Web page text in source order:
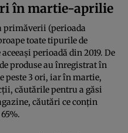
în martie-aprilie
primăverii (perioada
toate tipurile de
perioadă din 2019. De
produse au înregistrat în
peste 3 ori, iar în martie,
căutările pentru a găsi
căutări ce conțin